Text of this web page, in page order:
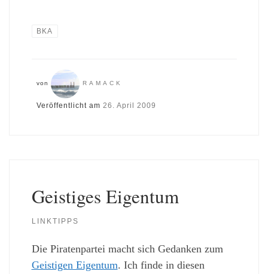
BKA
von RAMACK
Veröffentlicht am 26. April 2009
Geistiges Eigentum
LINKTIPPS
Die Piratenpartei macht sich Gedanken zum
Geistigen Eigentum. Ich finde in diesen